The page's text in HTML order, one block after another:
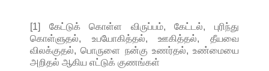
[1] கேட்டுக் கொள்ள விருப்பம், கேட்டல், புரிந்து
கொள்ளுதல், உபயோகித்தல், ஊகித்தல், தீயவை
விலக்குதல், பொருளை நன்கு உணர்தல், உண்மையை
அறிதல் ஆகிய எட்டுக் குணங்கள்